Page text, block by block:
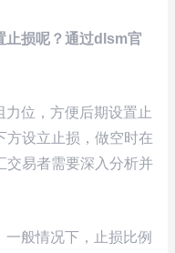
止损呢？通过dlsm官
位，方便后期设置止
方设立止损，做空时在
交易者需要深入分析并
般情况下，止损比例